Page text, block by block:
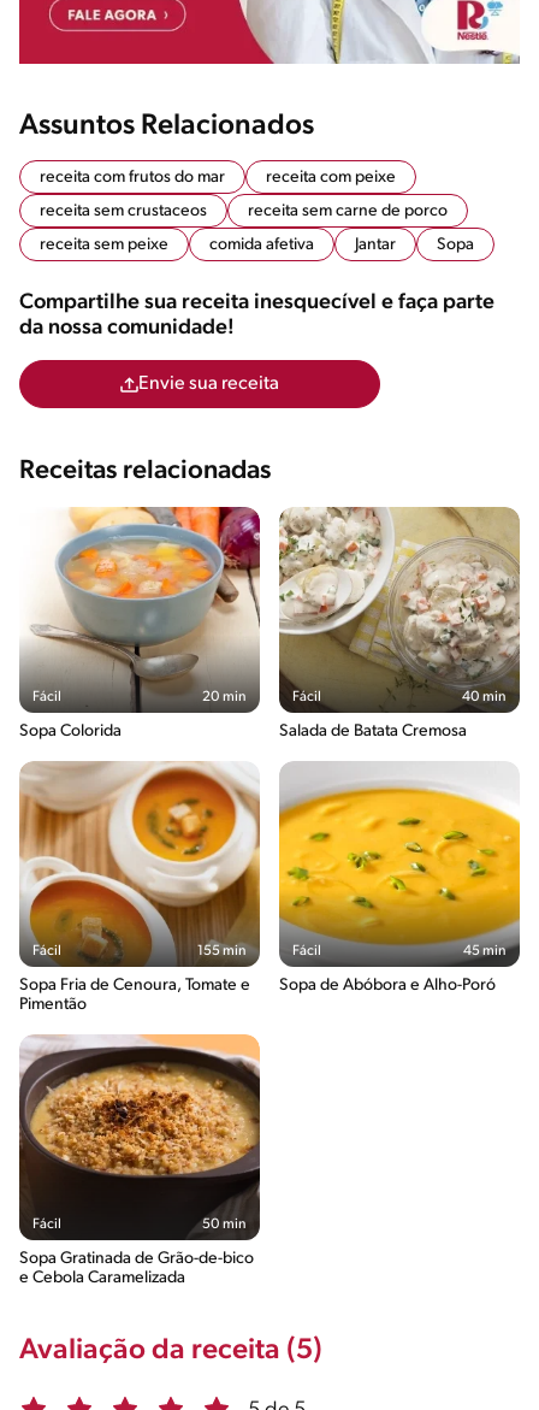
Assuntos Relacionados
receita com frutos do mar
receita com peixe
receita sem crustaceos
receita sem carne de porco
receita sem peixe
comida afetiva Jantar Sopa
Compartilhe sua receita inesquecível e faça parte
da nossa comunidade!
Envie sua receita
Receitas relacionadas
Fácil 20 min
Sopa Colorida
Fácil 40 min
Salada de Batata Cremosa
Fácil 155 min
Sopa Fria de Cenoura, Tomate e
Pimentão
Fácil 45 min
Sopa de Abóbora e Alho-Poró
Fácil 50 min
Sopa Gratinada de Grão-de-bico
e Cebola Caramelizada
Avaliação da receita (5)